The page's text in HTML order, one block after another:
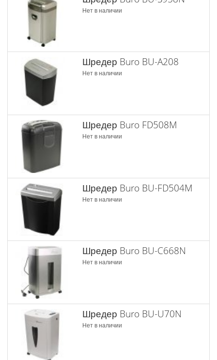
Нет в наличии
Шредер Buro BU-A208
Нет в наличии
Шредер Buro FD508M
Нет в наличии
Шредер Buro BU-FD504M
Нет в наличии
Шредер Buro BU-C668N
Нет в наличии
Шредер Buro BU-U70N
Нет в наличии